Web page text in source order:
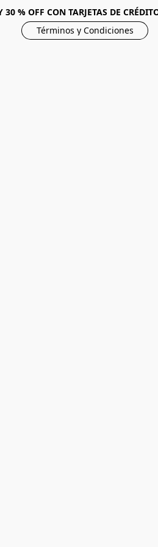
30 % OFF CON TARJETAS DE
Términos y Condiciones